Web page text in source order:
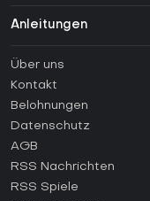
Anleitungen
Anleitungen
Wie aktiviert man
Wie aktiviert man
Wie aktiviert man
Wie aktiviert man
Über uns
Kontakt
Belohnungen
Datenschutz
AGB
RSS Nachrichten
RSS Spiele